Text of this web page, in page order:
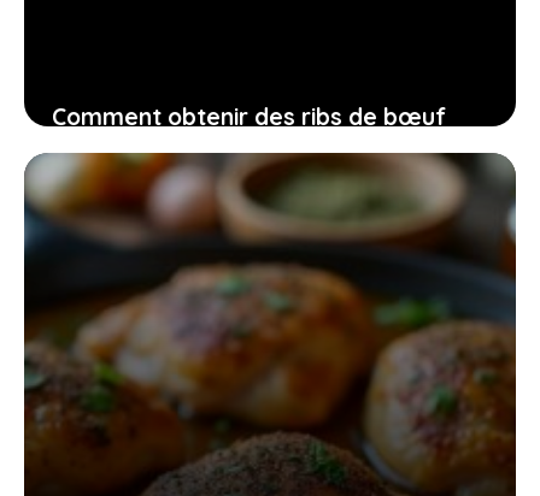
Comment obtenir des ribs de bœuf
savoureux sans effort et en un temps
limité pour vos repas
10 juillet 2026